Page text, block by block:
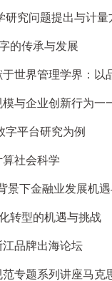
研究问题提出与计量
的传承与发展
世界管理学界：以
与企业创新行为一
字平台研究为例
社会科学
景下金融业发展机
转型的机遇与挑战
江品牌出海论坛
专题系列讲座马克